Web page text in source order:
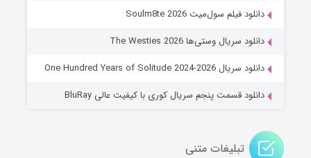
عملیات آپارتمان دانلود فیلم سول‌میت Soulm8te 2026
دانلود سریال وستی‌ها The Westies 2026
دانلود سریال One Hundred Years of Solitude 2024-2026
دانلود قسمت پنجم سریال کوری با کیفیت عالی BluRay
تبلیغات متنی